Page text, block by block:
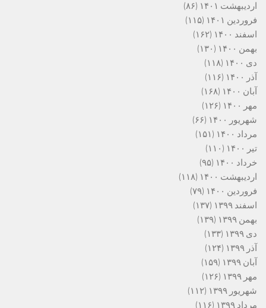
اردیبهشت ۱۴۰۱
(۸۶)
فروردین ۱۴۰۱
(۱۱۵)
اسفند ۱۴۰۰
(۱۶۲)
بهمن ۱۴۰۰
(۱۳۰)
دی ۱۴۰۰
(۱۱۸)
آذر ۱۴۰۰
(۱۱۶)
آبان ۱۴۰۰
(۱۶۸)
مهر ۱۴۰۰
(۱۲۶)
شهریور ۱۴۰۰
(۶۶)
مرداد ۱۴۰۰
(۱۵۱)
تیر ۱۴۰۰
(۱۱۰)
خرداد ۱۴۰۰
(۹۵)
اردیبهشت ۱۴۰۰
(۱۱۸)
فروردین ۱۴۰۰
(۷۹)
اسفند ۱۳۹۹
(۱۳۷)
بهمن ۱۳۹۹
(۱۳۹)
دی ۱۳۹۹
(۱۳۳)
آذر ۱۳۹۹
(۱۲۴)
آبان ۱۳۹۹
(۱۵۹)
مهر ۱۳۹۹
(۱۲۶)
شهریور ۱۳۹۹
(۱۱۲)
مرداد ۱۳۹۹
(۱۱۶)